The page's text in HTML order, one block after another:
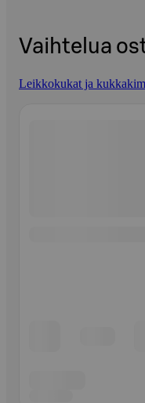
Vaihtelua
Leikkokukat ja